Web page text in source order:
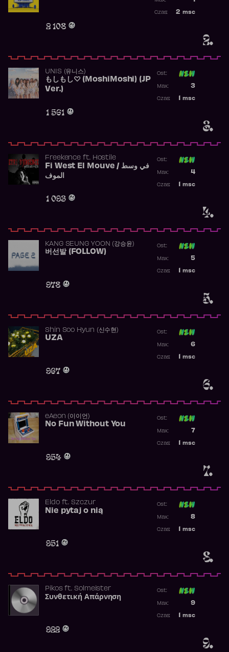
2.
2 108
2 msc
Czas:
3.
UNIS (유니스)
もしもし♡ (MoshiMoshi) (JP
Ver.)
1 561
Ost:
3
Max:
msc
Czas:
4.
Freekence ft. Hostile
Fi West El Mouve / في وسط
الموف
1 093
Ost:
4
Max:
msc
Czas:
5.
KANG SEUNG YOON (강승윤)
버선발 (FOLLOW)
978
Ost:
5
Max:
msc
Czas:
6.
Shin Soo Hyun (신수현)
UZA
967
Ost:
6
Max:
msc
Czas:
7.
​eAeon (이이언)
No Fun Without You
954
Ost:
7
Max:
msc
Czas:
8.
Eldoft. Szczur
Nie pytaj o nią
951
Ost:
8
Max:
msc
Czas:
9.
Pikosft. Solmeister
Συνθετική Απάρνηση
922
Ost:
9
Max:
msc
Czas: